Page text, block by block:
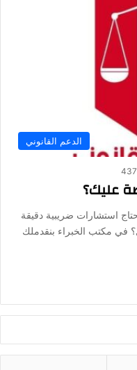
الدعم القانوني
437
عليك؟
استشارات ضريبية دقيقة
مكتب الخبراء بنقدملك